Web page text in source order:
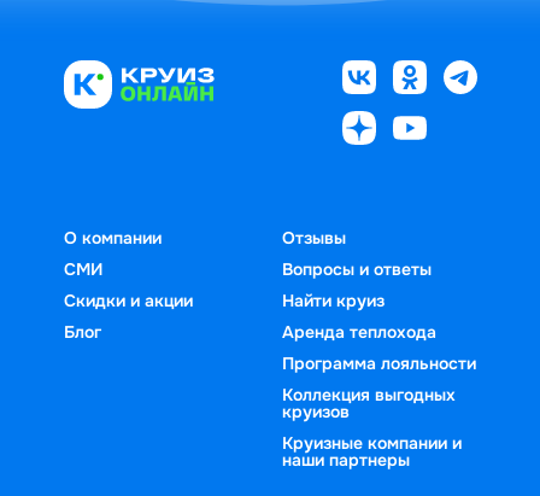
О компании
СМИ
Скидки и акции
Блог
Отзывы
Вопросы и ответы
Найти круиз
Аренда теплохода
Программа лояльности
Коллекция выгодных
круизов
Круизные компании и
наши партнеры